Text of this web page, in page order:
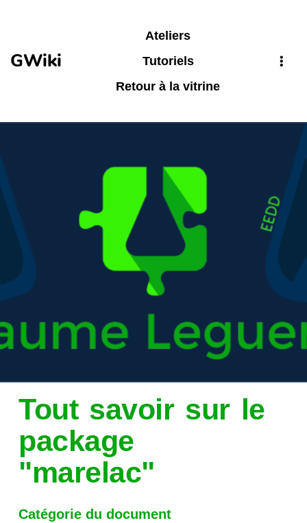
GWiki
Ateliers
Tutoriels
Retour à la vitrine
Tout savoir sur le
package
"marelac"
Catégorie du document